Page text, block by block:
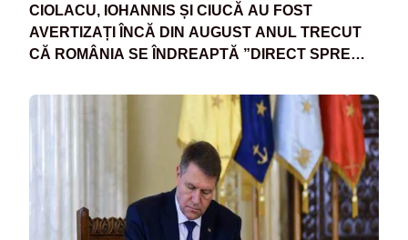
CIOLACU, IOHANNIS ȘI CIUCĂ AU FOST
AVERTIZAȚI ÎNCĂ DIN AUGUST ANUL TRECUT
CĂ ROMÂNIA SE ÎNDREAPTĂ ”DIRECT SPRE